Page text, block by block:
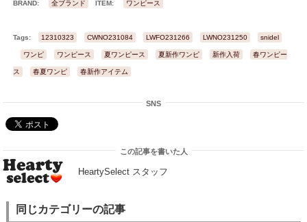
BRAND: 全ブランド ITEM: ワンピース
Tags: 12310323 CWNO231084 LWFO231266 LWNO231250 snidel
ワンピ ワンピース 夏ワンピース 夏新作ワンピ 新作入荷 春ワンピー
ス 春夏ワンピ 春新作アイテム
SNS
この記事を書いた人
HeartySelect スタッフ
同じカテゴリーの記事